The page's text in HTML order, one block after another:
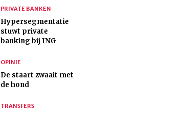
PRIVATE BANKEN
Hypersegmentatie
stuwt private
banking bij ING
OPINIE
De staart zwaait met
de hond
TRANSFERS